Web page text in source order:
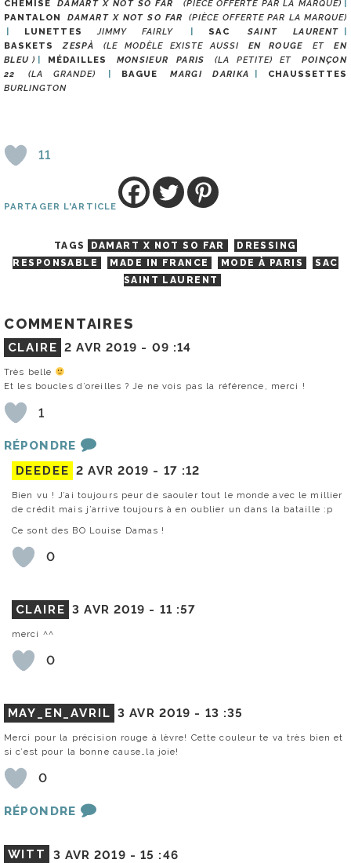
CHEMISE DAMART X NOT SO FAR
(PIÈCE OFFERTE PAR LA MARQUE)
PANTALON
DAMART X NOT SO FAR
(PIÈCE OFFERTE PAR LA MARQUE)
LUNETTES
JIMMY FAIRLY SAC
SAINT LAURENT
BASKETS
ZESPÀ (LE MODÈLE EXISTE AUSSI EN ROUGE ET
EN
BLEU ) MÉDAILLES MONSIEUR PARIS (LA PETITE) ET
POINÇON
22
(LA GRANDE) BAGUE MARGI DARIKA
CHAUSSETTES
BURLINGTON
11
PARTAGER L'ARTICLE
TAGS DAMART X NOT SO FAR
DRESSING
RESPONSABLE
MADE IN FRANCE MODE À PARIS
SAC
SAINT LAURENT
COMMENTAIRES
CLAIRE 2 AVR 2019 - 09 :14
Très belle
Et les boucles d’oreilles ? Je ne vois pas la référence, merci !
1
RÉPONDRE
DEEDEE 2 AVR 2019 - 17 :12
Bien vu ! J’ai toujours peur de saouler tout le monde avec le millier
de crédit mais j’arrive toujours à en oublier un dans la bataille :p
Ce sont des BO Louise Damas !
0
CLAIRE 3 AVR 2019 - 11 :57
merci ^^
0
MAY_EN_AVRIL 3 AVR 2019 - 13 :35
Merci pour la précision rouge à lèvre! Cette couleur te va très bien et
si c’est pour la bonne cause…la joie!
0
RÉPONDRE
WITT 3 AVR 2019 -15 :46